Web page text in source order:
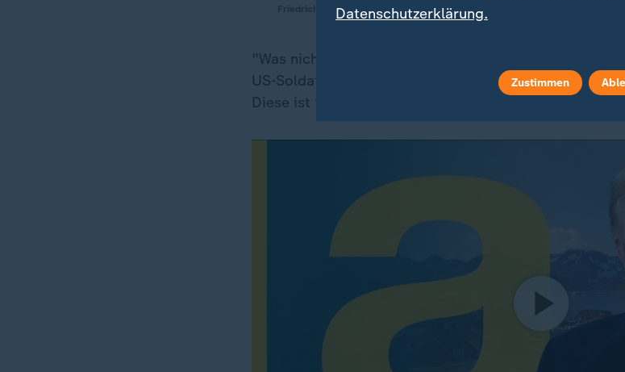
Friedrich Merz
"Was nicht heißt, dass sie nicht wieder größer werden
US-Soldaten sind vor allem in der Pituffik Space
Diese ist für die Raketenabwehr und
Datenschutzerklärung.
Zustimmen